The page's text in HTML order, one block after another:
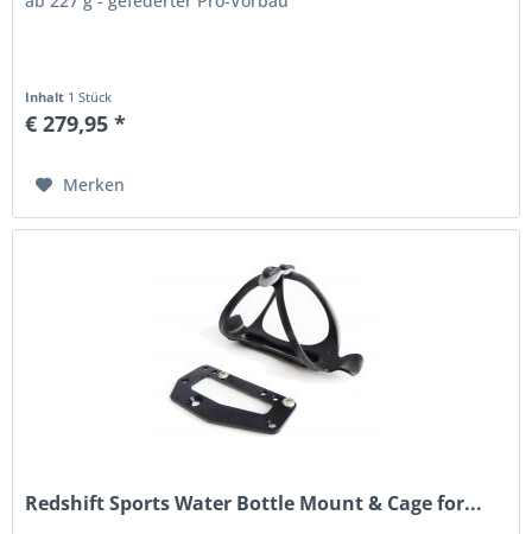
Inhalt 1 Stück
€ 279,95 *
Merken
Redshift Sports Water Bottle Mount & Cage for...